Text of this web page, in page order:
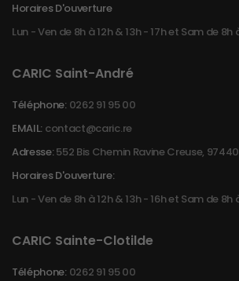
Horaires D'ouverture
Lun - Ven de 8h à 12h & 13h - 17h et Sam de 8h
CARIC Saint-André
Téléphone: 0262 91 95 00
EMAIL: contact@caric.re
Adresse:552 Bis Chemin Ravine Creuse,
Horaires D'ouverture:
Lun - Ven de 8h à 12h & 13h - 16h et Sam de 8h
CARIC Sainte-Clotilde
Téléphone: 0262 91 95 00